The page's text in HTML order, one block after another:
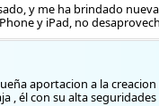
y me ha brindado
y iPad, no
aportacion a la
, él con su alta seguridades